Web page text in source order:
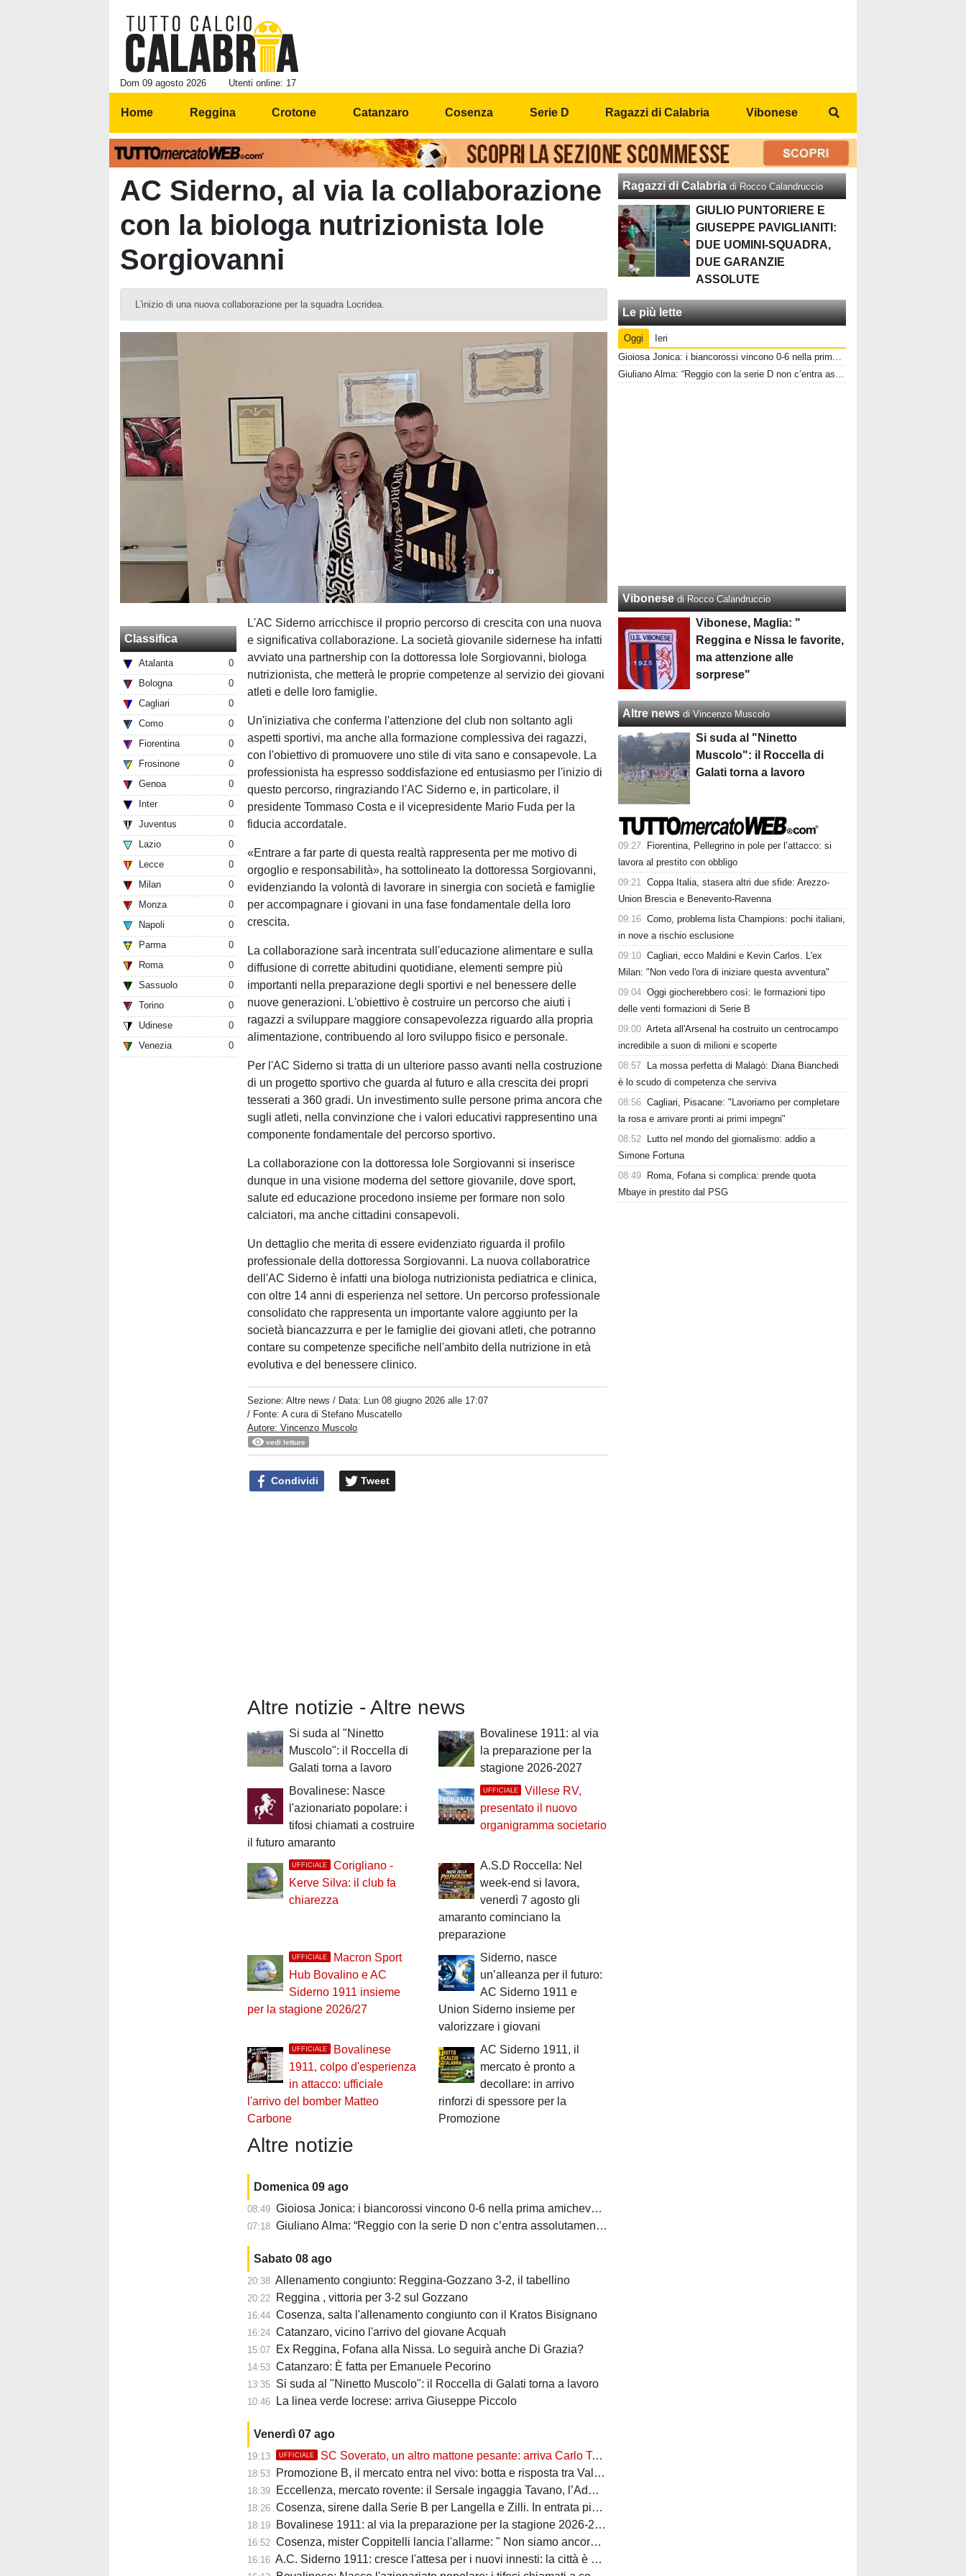
Dom 09 agosto 2026 Utenti online: 17
Home Reggina Crotone Catanzaro Cosenza Serie D Ragazzi di Calabria Vibonese
AC Siderno, al via la collaborazione
con la biologa nutrizionista Iole
Sorgiovanni
L'inizio di una nuova collaborazione per la squadra Locridea.
Classifica
Atalanta
0
Bologna
0
Cagliari
0
Como
0
Fiorentina
0
Frosinone
0
Genoa
0
Inter
0
Juventus
0
Lazio
0
Lecce
0
Milan
0
Monza
0
Napoli
0
Parma
0
Roma
0
Sassuolo
0
Torino
0
Udinese
0
Venezia
0
L'AC Siderno arricchisce il proprio percorso di crescita con una nuova
e significativa collaborazione. La società giovanile sidernese ha infatti
avviato una partnership con la dottoressa Iole Sorgiovanni, biologa
nutrizionista, che metterà le proprie competenze al servizio dei giovani
atleti e delle loro famiglie.
Un'iniziativa che conferma l'attenzione del club non soltanto agli
aspetti sportivi, ma anche alla formazione complessiva dei ragazzi,
con l'obiettivo di promuovere uno stile di vita sano e consapevole. La
professionista ha espresso soddisfazione ed entusiasmo per l'inizio di
questo percorso, ringraziando l'AC Siderno e, in particolare, il
presidente Tommaso Costa e il vicepresidente Mario Fuda per la
fiducia accordatale.
«Entrare a far parte di questa realtà rappresenta per me motivo di
orgoglio e responsabilità», ha sottolineato la dottoressa Sorgiovanni,
evidenziando la volontà di lavorare in sinergia con società e famiglie
per accompagnare i giovani in una fase fondamentale della loro
crescita.
La collaborazione sarà incentrata sull'educazione alimentare e sulla
diffusione di corrette abitudini quotidiane, elementi sempre più
importanti nella preparazione degli sportivi e nel benessere delle
nuove generazioni. L'obiettivo è costruire un percorso che aiuti i
ragazzi a sviluppare maggiore consapevolezza riguardo alla propria
alimentazione, contribuendo al loro sviluppo fisico e personale.
Per l'AC Siderno si tratta di un ulteriore passo avanti nella costruzione
di un progetto sportivo che guarda al futuro e alla crescita dei propri
tesserati a 360 gradi. Un investimento sulle persone prima ancora che
sugli atleti, nella convinzione che i valori educativi rappresentino una
componente fondamentale del percorso sportivo.
La collaborazione con la dottoressa Iole Sorgiovanni si inserisce
dunque in una visione moderna del settore giovanile, dove sport,
salute ed educazione procedono insieme per formare non solo
calciatori, ma anche cittadini consapevoli.
Un dettaglio che merita di essere evidenziato riguarda il profilo
professionale della dottoressa Sorgiovanni. La nuova collaboratrice
dell'AC Siderno è infatti una biologa nutrizionista pediatrica e clinica,
con oltre 14 anni di esperienza nel settore. Un percorso professionale
consolidato che rappresenta un importante valore aggiunto per la
società biancazzurra e per le famiglie dei giovani atleti, che potranno
contare su competenze specifiche nell'ambito della nutrizione in età
evolutiva e del benessere clinico.
Sezione:Altre news / Data: Lun 08 giugno 2026 alle 17:07
/ Fonte: A cura di Stefano Muscatello
Autore: Vincenzo Muscolo
vedi letture
Condividi Tweet
Altre notizie - Altre news
Si suda al "Ninetto
Muscolo": il Roccella di
Galati torna a lavoro
Bovalinese 1911: al via
la preparazione per la
stagione 2026-2027
Bovalinese: Nasce
l'azionariato popolare: i
tifosi chiamati a costruire
il futuro amaranto
UFFICIALE
Villese RV,
presentato il nuovo
organigramma societario
UFFICIALE
Corigliano -
Kerve Silva: il club fa
chiarezza
A.S.D Roccella: Nel
week-end si lavora,
venerdì 7 agosto gli
amaranto cominciano la
preparazione
UFFICIALE
Macron Sport
Hub Bovalino e AC
Siderno 1911 insieme
per la stagione 2026/27
Siderno, nasce
un’alleanza per il futuro:
AC Siderno 1911 e
Union Siderno insieme per
valorizzare i giovani
UFFICIALE
Bovalinese
1911, colpo d'esperienza
in attacco: ufficiale
l'arrivo del bomber Matteo
Carbone
AC Siderno 1911, il
mercato è pronto a
decollare: in arrivo
rinforzi di spessore per la
Promozione
Altre notizie
Domenica 09 ago
08:49 Gioiosa Jonica: i biancorossi vincono 0-6 nella prima amichevole stagionale
07:18 Giuliano Alma: “Reggio con la serie D non c’entra assolutamente niente”
Sabato 08 ago
20:38 Allenamento congiunto: Reggina-Gozzano 3-2, il tabellino
20:22 Reggina , vittoria per 3-2 sul Gozzano
16:44 Cosenza, salta l'allenamento congiunto con il Kratos Bisignano
16:24 Catanzaro, vicino l'arrivo del giovane Acquah
15:07 Ex Reggina, Fofana alla Nissa. Lo seguirà anche Di Grazia?
14:53 Catanzaro: È fatta per Emanuele Pecorino
13:35 Si suda al "Ninetto Muscolo": il Roccella di Galati torna a lavoro
10:46 La linea verde locrese: arriva Giuseppe Piccolo
Venerdì 07 ago
19:13 UFFICIALE SC Soverato, un altro mattone pesante: arriva Carlo Tassoni
18:53 Promozione B, il mercato entra nel vivo: botta e risposta tra Val Gallico, Sc Soverato e Bovalinese
18:39 Eccellenza, mercato rovente: il Sersale ingaggia Tavano, l’Admo Pro Pellaro blinda la porta con Toani
18:26 Cosenza, sirene dalla Serie B per Langella e Zilli. In entrata piace Fedel
18:19 Bovalinese 1911: al via la preparazione per la stagione 2026-2027
16:52 Cosenza, mister Coppitelli lancia l'allarme: " Non siamo ancora una vera squadra"
16:16 A.C. Siderno 1911: cresce l'attesa per i nuovi innesti: la città è pronta ad accogliere i protagonisti della nuova stagione
Ragazzi di Calabria di Rocco Calandruccio
GIULIO PUNTORIERE E
GIUSEPPE PAVIGLIANITI:
DUE UOMINI-SQUADRA,
DUE GARANZIE
ASSOLUTE
Le più lette
Oggi
Ieri
Gioiosa Jonica: i biancorossi vincono 0-6 nella prima amichevole stagionale
Giuliano Alma: “Reggio con la serie D non c’entra assolutamente niente”
Vibonese di Rocco Calandruccio
Vibonese, Maglia: "
Reggina e Nissa le favorite,
ma attenzione alle
sorprese"
Altre news di Vincenzo Muscolo
Si suda al "Ninetto
Muscolo": il Roccella di
Galati torna a lavoro
09:27
Fiorentina, Pellegrino in pole per l’attacco: si
lavora al prestito con obbligo
09:21 Coppa Italia, stasera altri due sfide: Arezzo-
Union Brescia e Benevento-Ravenna
09:16 Como, problema lista Champions: pochi italiani,
in nove a rischio esclusione
09:10 Cagliari, ecco Maldini e Kevin Carlos. L'ex
Milan: "Non vedo l'ora di iniziare questa avventura"
09:04 Oggi giocherebbero così: le formazioni tipo
delle venti formazioni di Serie B
09:00 Arteta all'Arsenal ha costruito un centrocampo
incredibile a suon di milioni e scoperte
08:57
La mossa perfetta di Malagò: Diana Bianchedi
è lo scudo di competenza che serviva
08:56 Cagliari, Pisacane: "Lavoriamo per completare
la rosa e arrivare pronti ai primi impegni"
08:52
Lutto nel mondo del giornalismo: addio a
Simone Fortuna
08:49
Roma, Fofana si complica: prende quota
Mbaye in prestito dal PSG